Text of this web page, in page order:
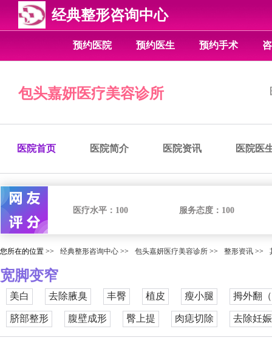
经典整形咨询中心
预约医院 预约医生 预约手术
包头嘉妍医疗美容诊所
医院首页 医院简介 医院资讯 医院医
医疗水平： 100 服务态度： 100
您所在的位置 >> 经典整形咨询中心 >> 包头嘉妍医疗美容诊所 >> 整形资讯 >>
宽脚变窄
美白 去除腋臭 丰臀 植皮 瘦小腿 拇外翻
脐部整形 腹壁成形 臀上提 肉痣切除 去除妊